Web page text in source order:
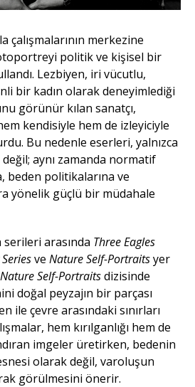
çalışmalarının merkezine
politik ve kişisel bir
Lezbiyen, iri vücutlu,
bir kadın olarak deneyimlediği
görünür kılan sanatçı,
kendisiyle hem de izleyiciyle
Bu nedenle eserleri, yalnızca
aynı zamanda normatif
beden politikalarına ve
yönelik güçlü bir müdahale
serileri arasında Three Eagles
ve Nature Self-Portraitsyer
Nature Self-Portraitsdizisinde
doğal peyzajın bir parçası
ile çevre arasındaki sınırları
hem kırılganlığı hem de
imgeler üretirken, bedenin
olarak değil, varoluşun
görülmesini önerir.